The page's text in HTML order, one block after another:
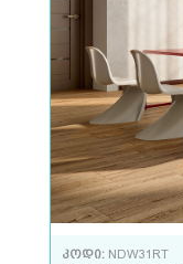
კოდი: NDW31RT